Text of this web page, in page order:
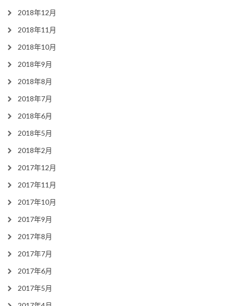
2018年12月
2018年11月
2018年10月
2018年9月
2018年8月
2018年7月
2018年6月
2018年5月
2018年2月
2017年12月
2017年11月
2017年10月
2017年9月
2017年8月
2017年7月
2017年6月
2017年5月